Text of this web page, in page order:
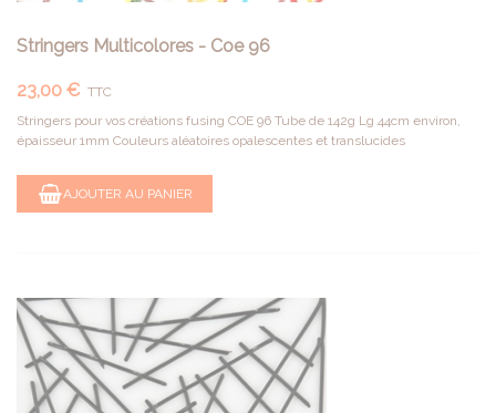
Stringers Multicolores - Coe 96
23,00 € TTC
Stringers pour vos créations fusing COE 96 Tube de 142g Lg 44cm environ,
épaisseur 1mm Couleurs aléatoires opalescentes et translucides
AJOUTER AU PANIER